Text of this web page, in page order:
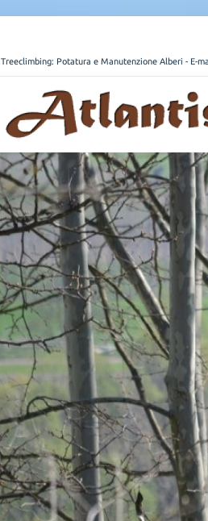
Treeclimbing: Potatura e Manutenzione Alberi - E-